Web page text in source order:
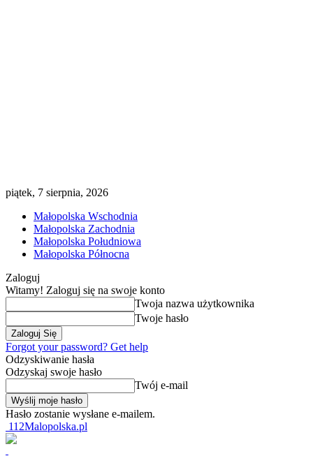
piątek, 7 sierpnia, 2026
Małopolska Wschodnia
Małopolska Zachodnia
Małopolska Południowa
Małopolska Północna
Zaloguj
Witamy! Zaloguj się na swoje konto
Twoja nazwa użytkownika
Twoje hasło
Forgot your password? Get help
Odzyskiwanie hasła
Odzyskaj swoje hasło
Twój e-mail
Hasło zostanie wysłane e-mailem.
112Malopolska.pl